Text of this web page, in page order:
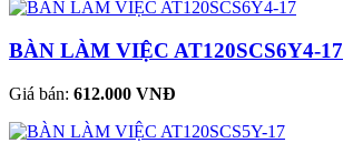
BÀN LÀM VIỆC AT120SCS6Y4-17
Giá bán: 612.000 VNĐ